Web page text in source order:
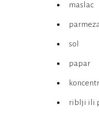
maslac
sol
papar
riblji ili